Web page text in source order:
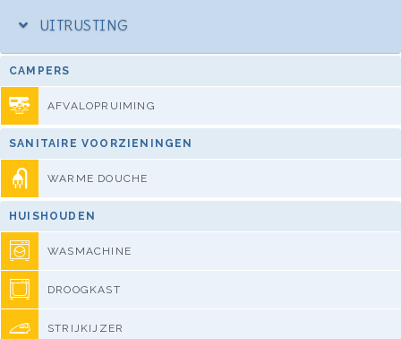
UITRUSTING
CAMPERS
AFVALOPRUIMING
SANITAIRE VOORZIENINGEN
WARME DOUCHE
HUISHOUDEN
WASMACHINE
DROOGKAST
STRIJKIJZER